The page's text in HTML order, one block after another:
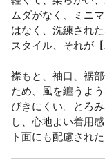
ムダがなく、ミニ
はなく、洗練され
スタイル、それが
襟もと、袖口、裾
ため、風を纏うよ
びきにくい。とろ
し、心地よい着用
ト面にも配慮され